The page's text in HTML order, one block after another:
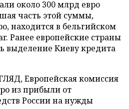
около 300 млрд евро
часть этой суммы,
находится в бельгийском
Ранее европейские страны
выделение Киеву кредита
Европейская комиссия
из прибыли от
России на нужды